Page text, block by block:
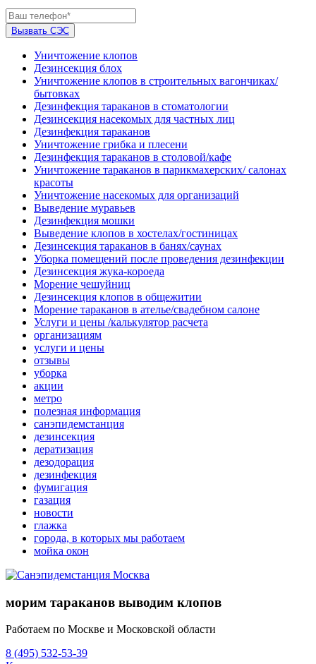
Вызвать СЭС
Уничтожение клопов
Дезинсекция блох
Уничтожение клопов в строительных вагончиках/
бытовках
Дезинфекция тараканов в стоматологии
Дезинсекция насекомых для частных лиц
Дезинфекция тараканов
Уничтожение грибка и плесени
Дезинфекция тараканов в столовой/кафе
Уничтожение тараканов в парикмахерских/ салонах
красоты
Уничтожение насекомых для организаций
Выведение муравьев
Дезинфекция мошки
Выведение клопов в хостелах/гостиницах
Дезинсекция тараканов в банях/саунах
Уборка помещений после проведения дезинфекции
Дезинсекция жука-короеда
Морение чешуйниц
Дезинсекция клопов в общежитии
Морение тараканов в ателье/свадебном салоне
Услуги и цены /калькулятор расчета
организациям
услуги и цены
отзывы
уборка
акции
метро
полезная информация
санэпидемстанция
дезинсекция
дератизация
дезодорация
дезинфекция
фумигация
газация
новости
глажка
города, в которых мы работаем
мойка окон
морим тараканов выводим клопов
Работаем по Москве и Московской области
8 (495) 532-53-39